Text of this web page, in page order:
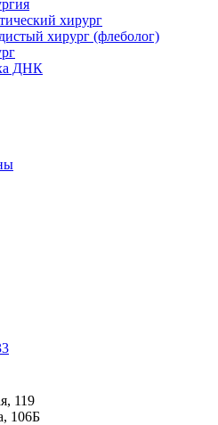
хирург
хирург (флеболог)
ДНК
119
106Б